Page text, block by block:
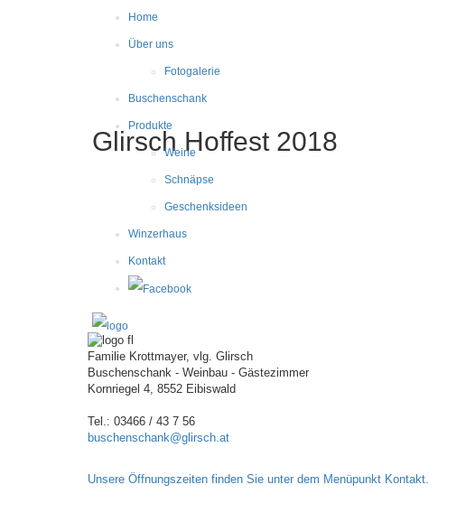
Home
Über uns
Fotogalerie
Buschenschank
Produkte
Weine
Schnäpse
Geschenksideen
Winzerhaus
Kontakt
Glirsch Hoffest 2018
Familie Krottmayer, vlg. Glirsch
Buschenschank - Weinbau - Gästezimmer
Kornriegel 4, 8552 Eibiswald
Tel.: 03466 / 43 7 56
buschenschank@glirsch.at
Unsere Öffnungszeiten finden Sie unter dem Menüpunkt Kontakt.